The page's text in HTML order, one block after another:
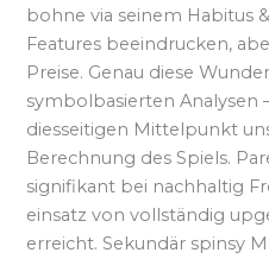
bohne via seinem Habitus
Features beeindrucken,
Preise. Genau diese
symbolbasierten Analysen
diesseitigen Mittelpunkt
Berechnung des Spiels.
signifikant bei nachhaltig
einsatz von vollständig
erreicht. Sekundär spinsy